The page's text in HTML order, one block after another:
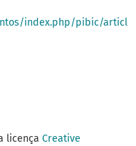
index.php/pibic/articl
licença Creative